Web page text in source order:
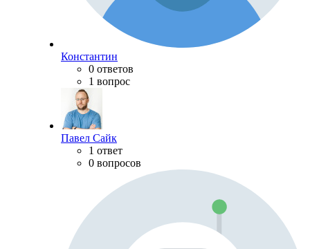
Константин
0 ответов
1 вопрос
Павел Сайк
1 ответ
0 вопросов